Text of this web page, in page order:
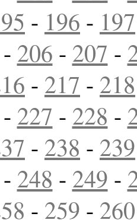
- 196 - 197
- 206 - 207 -
- 217 - 218
- 227 - 228 -
- 238 - 239
- 248 - 249 -
- 259 - 260